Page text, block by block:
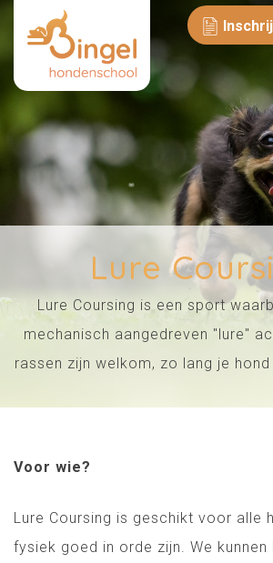
Lure
Lure Coursing is een sport
mechanisch aangedreven "lure"
rassen zijn welkom, zo lang je
Voor wie?
Lure Coursing is geschikt voor alle
fysiek goed in orde zijn. We